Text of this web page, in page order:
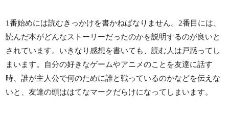
1番始めには読むきっかけを書かねばなりません。2番目には、
読んだ本がどんなストーリーだったのかを説明するのが良いと
されています。いきなり感想を書いても、読む人は戸惑ってし
まいます。自分の好きなゲームやアニメのことを友達に話す
時、誰が主人公で何のために誰と戦っているのかなどを伝えな
いと、友達の頭ははてなマークだらけになってしまいます。